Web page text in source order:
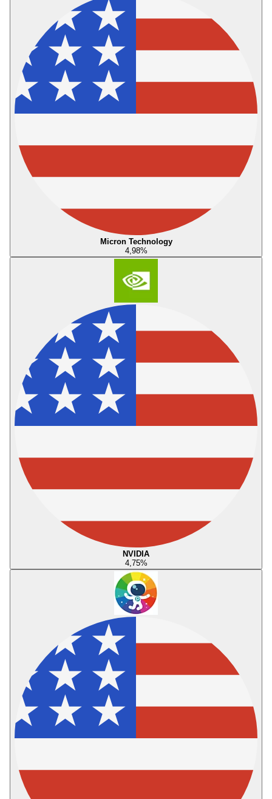
Micron Technology
4,98%
NVIDIA
4,75%